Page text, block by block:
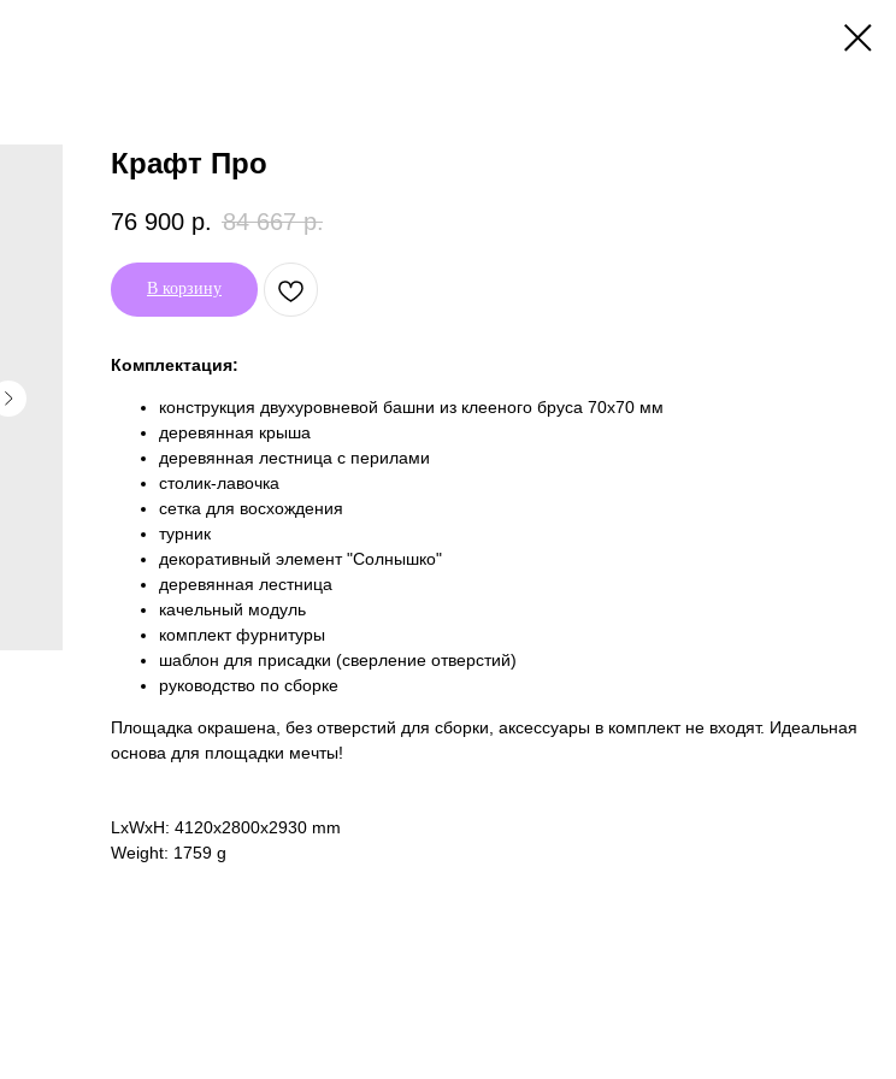
Крафт Про
76 900 р. 84 667 р.
В корзину
Комплектация:
конструкция двухуровневой башни из клееного бруса 70х70 мм
деревянная крыша
деревянная лестница с перилами
столик-лавочка
сетка для восхождения
турник
декоративный элемент "Солнышко"
деревянная лестница
качельный модуль
комплект фурнитуры
шаблон для присадки (сверление отверстий)
руководство по сборке
Площадка окрашена, без отверстий для сборки, аксессуары в комплект не входят. Идеальная
основа для площадки мечты!
LxWxH: 4120x2800x2930 mm
Weight: 1759 g